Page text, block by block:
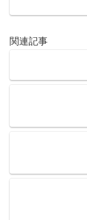
関連記事